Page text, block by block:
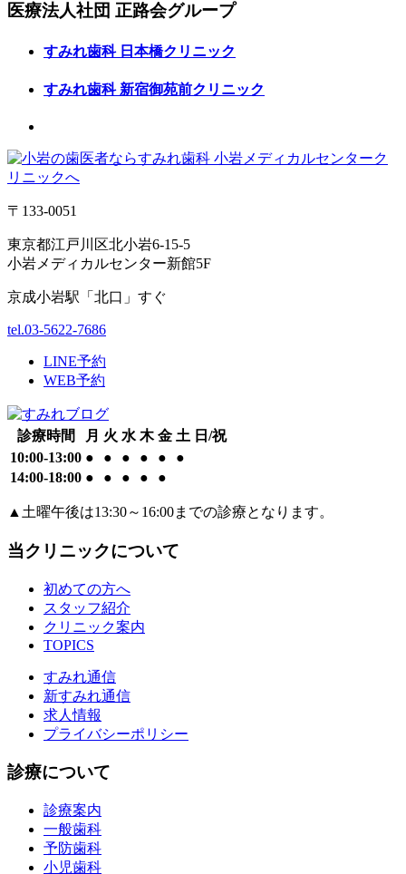
医療法人社団 正路会グループ
すみれ歯科 日本橋クリニック
すみれ歯科 新宿御苑前クリニック
〒133-0051
東京都江戸川区北小岩6-15-5
小岩メディカルセンター新館5F
京成小岩駅「北口」すぐ
tel.03-5622-7686
LINE予約
WEB予約
診療時間 月 火 水 木 金 土 日/祝
10:00-13:00 ● ● ● ● ●
●
14:00-18:00 ● ● ● ● ●
▲ 土曜午後は13:30～16:00までの診療となります。
当クリニックについて
初めての方へ
スタッフ紹介
クリニック案内
TOPICS
すみれ通信
新すみれ通信
求人情報
プライバシーポリシー
診療について
診療案内
一般歯科
予防歯科
小児歯科